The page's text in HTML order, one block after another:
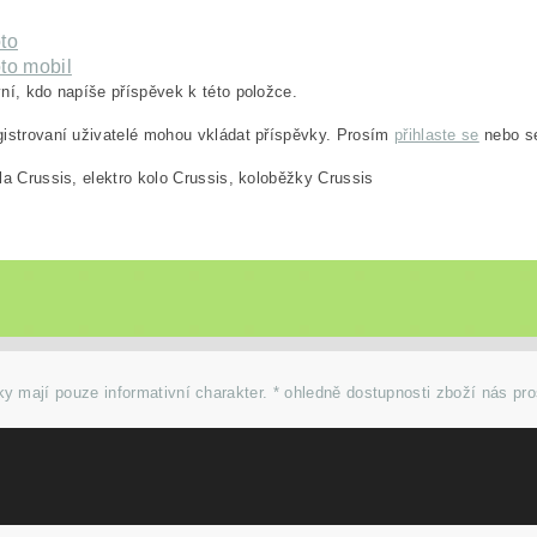
mobil
kdo napíše příspěvek k této položce.
uživatelé mohou vkládat příspěvky. Prosím přihlaste se nebo
Crussis, elektro kolo Crussis, koloběžky Crussis
mají pouze informativní charakter. * ohledně dostupnosti zboží nás